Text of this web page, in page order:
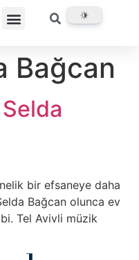
Bağcan
bir efsaneye daha
Bağcan olunca ev
Tel Avivli müzik